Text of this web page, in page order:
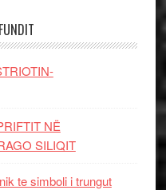
NË
SILIQIT
te simboli i trungut